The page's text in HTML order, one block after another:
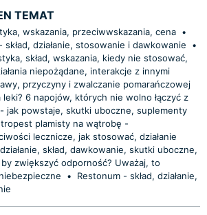
TEMAT
wskazania, przeciwwskazania, cena •
skład, działanie, stosowanie i dawkowanie
•
skład, wskazania, kiedy nie stosować,
niepożądane, interakcje z innymi
przyczyny i zwalczanie pomarańczowej
leki? 6 napojów, których nie wolno łączyć z
jak powstaje, skutki uboczne, suplementy
plamisty na wątrobę -
lecznicze, jak stosować, działanie
skład, dawkowanie, skutki uboczne,
zwiększyć odporność? Uważaj, to
•
Restonum - skład, działanie,